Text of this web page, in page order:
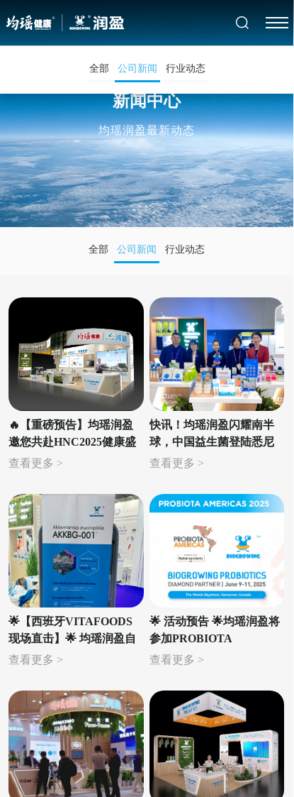
新闻中心
均瑶润盈最新动态
全部 公司新闻 行业动态
全部 公司新闻 行业动态
🔥【重磅预告】均瑶润盈
邀您共赴HNC2025健康盛
会！🔥
查看更多 >
快讯！均瑶润盈闪耀南半
球，中国益生菌登陆悉尼
健康展！
查看更多 >
🌟【西班牙VITAFOODS
现场直击】🌟 均瑶润盈自
主研发的「AKKBG-001」
查看更多 >
🌟 活动预告 🌟均瑶润盈将
参加PROBIOTA
AMERICAS 2025大会
查看更多 >